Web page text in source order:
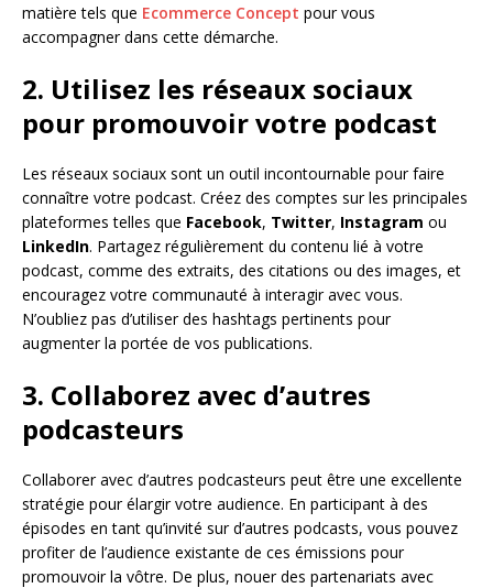
matière tels que Ecommerce Concept pour vous
accompagner dans cette démarche.
2. Utilisez les réseaux sociaux
pour promouvoir votre podcast
Les réseaux sociaux sont un outil incontournable pour faire
connaître votre podcast. Créez des comptes sur les principales
plateformes telles que Facebook, Twitter, Instagram ou
LinkedIn. Partagez régulièrement du contenu lié à votre
podcast, comme des extraits, des citations ou des images, et
encouragez votre communauté à interagir avec vous.
N’oubliez pas d’utiliser des hashtags pertinents pour
augmenter la portée de vos publications.
3. Collaborez avec d’autres
podcasteurs
Collaborer avec d’autres podcasteurs peut être une excellente
stratégie pour élargir votre audience. En participant à des
épisodes en tant qu’invité sur d’autres podcasts, vous pouvez
profiter de l’audience existante de ces émissions pour
promouvoir la vôtre. De plus, nouer des partenariats avec